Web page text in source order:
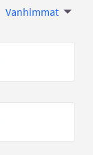
Vanhimmat